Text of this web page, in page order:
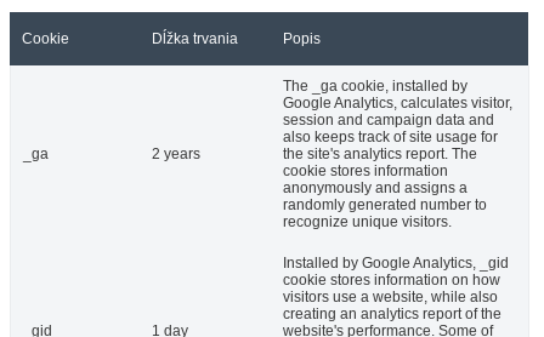
Cookie Dĺžka trvania Popis
_ga 2 years
The _ga cookie, installed by
Google Analytics, calculates visitor,
session and campaign data and
also keeps track of site usage for
the site's analytics report. The
cookie stores information
anonymously and assigns a
randomly generated number to
recognize unique visitors.
_gid 1 day
Installed by Google Analytics, _gid
cookie stores information on how
visitors use a website, while also
creating an analytics report of the
website's performance. Some of